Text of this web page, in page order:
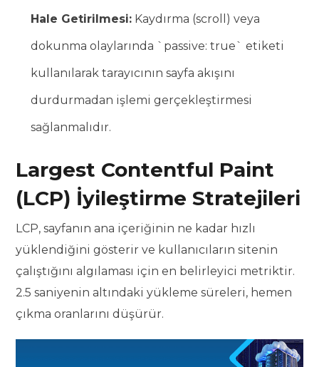
Hale Getirilmesi: Kaydırma (scroll) veya
dokunma olaylarında `passive: true` etiketi
kullanılarak tarayıcının sayfa akışını
durdurmadan işlemi gerçekleştirmesi
sağlanmalıdır.
Largest Contentful Paint
(LCP) İyileştirme Stratejileri
LCP, sayfanın ana içeriğinin ne kadar hızlı
yüklendiğini gösterir ve kullanıcıların sitenin
çalıştığını algılaması için en belirleyici metriktir.
2.5 saniyenin altındaki yükleme süreleri, hemen
çıkma oranlarını düşürür.